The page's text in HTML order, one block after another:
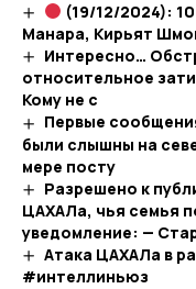
(19/12/2024):
Манара, Кирьят
Интересно…
относительное
Кому не с
Первые
были слышны на
мере посту
Разрешено к
ЦАХАЛа, чья семья
уведомление: —
Атака ЦАХАЛа в
#интеллиньюз